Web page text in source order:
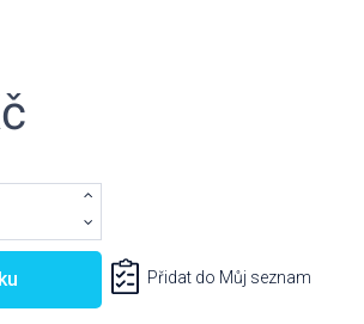
Přidat do Můj seznam